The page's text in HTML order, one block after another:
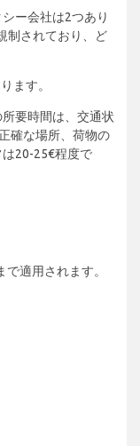
ー会社は2つあり
制されており、ど
ます。
要時間は、交通状
確な場所、荷物の
20-25€程度で
適用されます。